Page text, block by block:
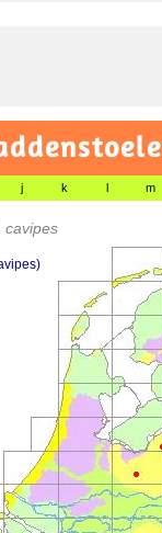
j k l m
cavipes